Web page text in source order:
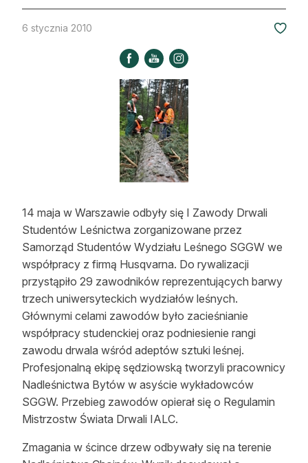
Nowe technologie
Kultura i historia
Strefa eksperta
Z zagranicy
Edukacja
Lasy prywatne
O nas
100 lat „Lasu Polskiego”
Prenumerata
Reklama
Zostań autorem
6 stycznia 2010
14 maja w Warszawie odbyły się I Zawody Drwali
Studentów Leśnictwa zorganizowane przez
Samorząd Studentów Wydziału Leśnego SGGW we
współpracy z firmą Husqvarna. Do rywalizacji
przystąpiło 29 zawodników reprezentujących barwy
trzech uniwersyteckich wydziałów leśnych.
Głównymi celami zawodów było zacieśnianie
współpracy studenckiej oraz podniesienie rangi
zawodu drwala wśród adeptów sztuki leśnej.
Profesjonalną ekipę sędziowską tworzyli pracownicy
Nadleśnictwa Bytów w asyście wykładowców
SGGW. Przebieg zawodów opierał się o Regulamin
Mistrzostw Świata Drwali IALC.
Zmagania w ścince drzew odbywały się na terenie